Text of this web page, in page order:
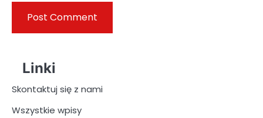
Linki
Skontaktuj się z nami
Wszystkie wpisy